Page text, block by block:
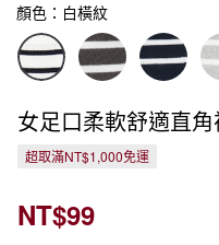
顏色：白橫紋
女足口柔軟舒適直
超取滿NT$1,000免運
NT$99